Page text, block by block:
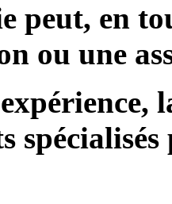
peut, en
ou une